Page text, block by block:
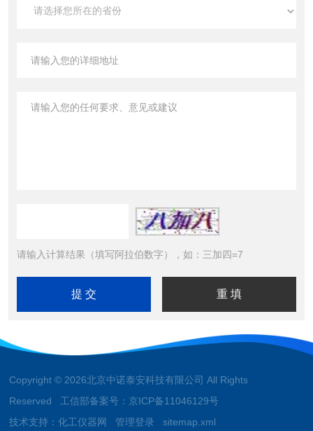
请输入计算结果（填写阿拉伯数字），如：三加四=7
Copyright © 2026北京中诺泰安科技有限公司 All Rights
Reserved 工信部备案号： 京ICP备11046129号
技术支持：化工仪器网 管理登录 sitemap.xml